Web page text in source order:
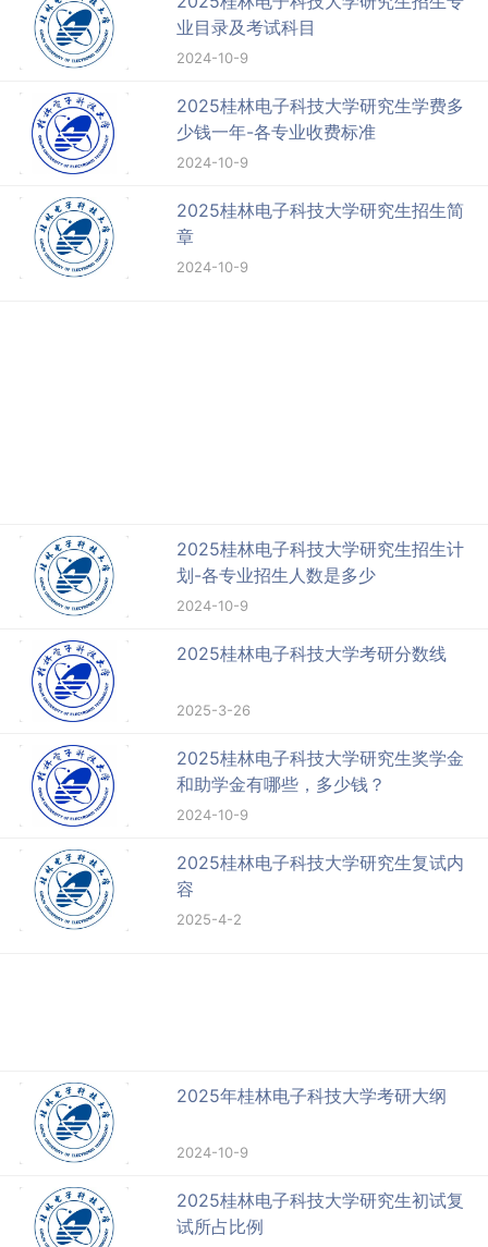
业目录及考试科目
2024-10-9
2025桂林电子科技大学研究生学费多
少钱一年-各专业收费标准
2024-10-9
2025桂林电子科技大学研究生招生简
章
2024-10-9
2025桂林电子科技大学研究生招生计
划-各专业招生人数是多少
2024-10-9
2025桂林电子科技大学考研分数线
2025-3-26
2025桂林电子科技大学研究生奖学金
和助学金有哪些，多少钱？
2024-10-9
2025桂林电子科技大学研究生复试内
容
2025-4-2
2025年桂林电子科技大学考研大纲
2024-10-9
2025桂林电子科技大学研究生初试复
试所占比例